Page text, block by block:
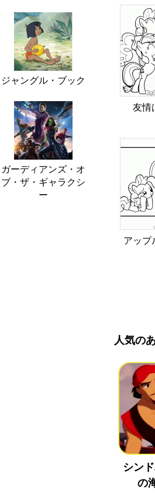
ジャングル・ブック
ガーディアンズ・オ
ブ・ザ・ギャラクシ
ー
友情
アップ
人気の
シン
の